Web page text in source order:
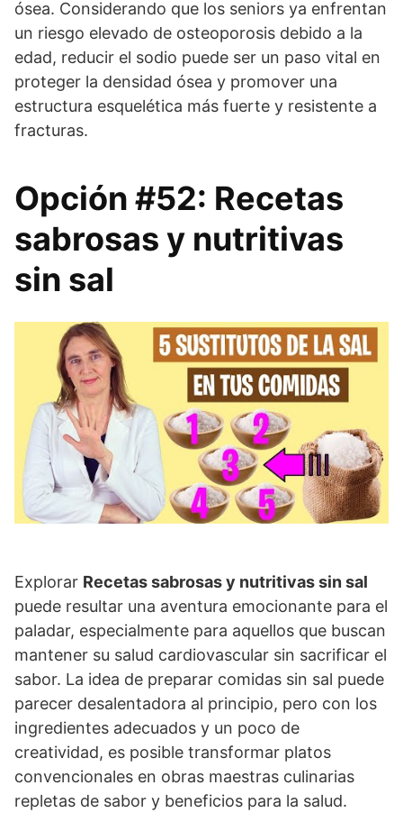
ósea. Considerando que los seniors ya enfrentan
un riesgo elevado de osteoporosis debido a la
edad, reducir el sodio puede ser un paso vital en
proteger la densidad ósea y promover una
estructura esquelética más fuerte y resistente a
fracturas.
Opción #52: Recetas
sabrosas y nutritivas
sin sal
Explorar Recetas sabrosas y nutritivas sin sal
puede resultar una aventura emocionante para el
paladar, especialmente para aquellos que buscan
mantener su salud cardiovascular sin sacrificar el
sabor. La idea de preparar comidas sin sal puede
parecer desalentadora al principio, pero con los
ingredientes adecuados y un poco de
creatividad, es posible transformar platos
convencionales en obras maestras culinarias
repletas de sabor y beneficios para la salud.